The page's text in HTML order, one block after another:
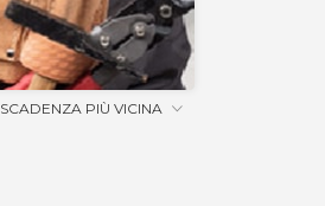
SCADENZA PIÙ VICINA